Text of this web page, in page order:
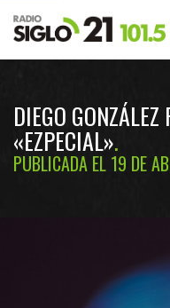
DIEGO
«EZPECIAL»
PUBLICADA EL 19 DE